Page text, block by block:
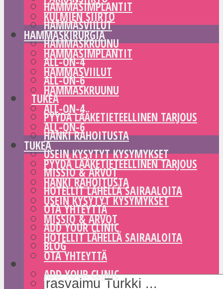
HAMMASIMPLANTIT
HAMMASVIILUT
HAMMASKRUUNU
ALL-ON-4
ALL-ON-6
TUKEA
PYYDÄ LÄÄKETIETEELLINEN TARJOUS
HANKI RAHOITUSTA
USEIN KYSYTYT KYSYMYKSET
MISSIO & ARVOT
HOTELLIT LÄHELLÄ SAIRAALOITA
OTA YHTEYTTÄ
ADD YOUR CLINIC
BLOG
KULMIEN SIIRTO
HAMMASKIRURGIA
HAMMASIMPLANTIT
HAMMASVIILUT
HAMMASKRUUNU
ALL-ON-4
ALL-ON-6
TUKEA
PYYDÄ LÄÄKETIETEELLINEN TARJOUS
HANKI RAHOITUSTA
USEIN KYSYTYT KYSYMYKSET
MISSIO & ARVOT
HOTELLIT LÄHELLÄ SAIRAALOITA
OTA YHTEYTTÄ
ADD YOUR CLINIC